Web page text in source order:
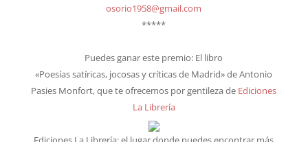
osorio1958@gmail.com
*****
Puedes ganar este premio: El libro
«Poesías satíricas, jocosas y críticas de Madrid» de Antonio
Pasies Monfort, que te ofrecemos por gentileza de Ediciones
La Librería